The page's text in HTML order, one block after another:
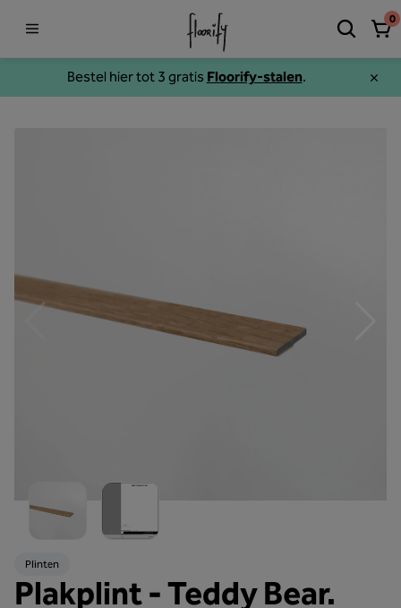
Bestel hier tot 3 gratis Floorify-stalen.
0
Plinten
Plakplint - Teddy Bear.